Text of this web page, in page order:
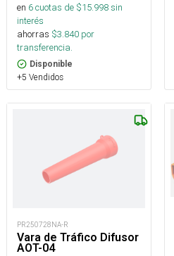
en 6cuotas de $15.998sin
interés
ahorras $3.840 por
transferencia.
Disponible
+5 Vendidos
PR250728NA-R
Vara de Tráfico Difusor
AOT-04